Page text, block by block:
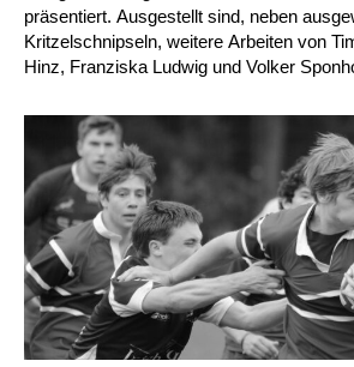
präsentiert. Ausgestellt sind, neben
Kritzelschnipseln, weitere Arbeiten von
Hinz, Franziska Ludwig und Volker